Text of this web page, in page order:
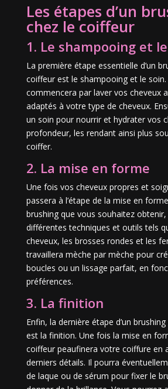
Les étapes d’un
chez le coiffeur
1. Le shampooing et
La première étape essentielle d’un
coiffeur est le shampooing et le
commencera par laver vos cheveux
adaptés à votre type de cheveux.
un soin pour nourrir et hydrater vos
profondeur, les rendant ainsi plus
coiffer.
2. La mise en forme
Une fois vos cheveux propres et
passera à l’étape de la mise en
brushing que vous souhaitez obtenir,
différentes techniques et outils tels
cheveux, les brosses rondes et les
travaillera mèche par mèche pour
boucles ou un lissage parfait, en
préférences.
3. La finition
Enfin, la dernière étape d’un
est la finition. Une fois la mise en
coiffeur peaufinera votre coiffure en
derniers détails. Il pourra
de laque ou de sérum pour fixer le